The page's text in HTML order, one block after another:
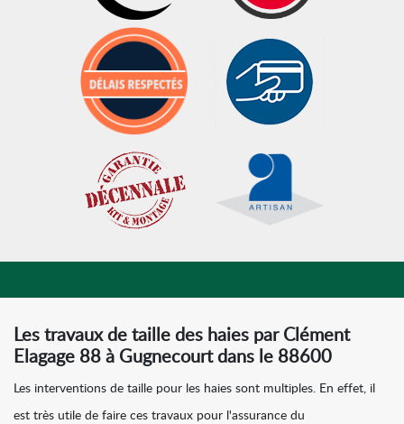
Les travaux de taille des haies par Clément
Elagage 88 à Gugnecourt dans le 88600
Les interventions de taille pour les haies sont multiples. En effet, il
est très utile de faire ces travaux pour l'assurance du